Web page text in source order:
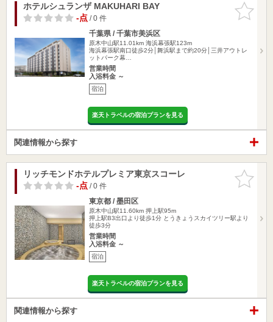
お気に入
りに追加
ホテルシュランザ MAKUHARI BAY
-点/ 0 件
千葉県 / 千葉市美浜区
原木中山駅11.01km 海浜幕張駅123m
海浜幕張駅南口徒歩2分│舞浜駅まで約20分│三井アウトレ
ットパーク幕…
営業時間
入浴料金 ～
宿泊
楽天トラベルの宿泊プランを見る
関連情報から探す
お気に入
りに追加
リッチモンドホテルプレミア東京スコーレ
-点/ 0 件
東京都 / 墨田区
原木中山駅11.60km 押上駅95m
押上駅B3出口より徒歩1分 とうきょうスカイツリー駅より
徒歩3分
営業時間
入浴料金 ～
宿泊
楽天トラベルの宿泊プランを見る
関連情報から探す